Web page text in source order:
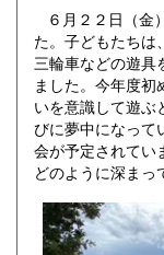
６月２２日（金
た。子どもたちは
三輪車などの遊具
ました。今年度
いを意識して遊ぶ
びに夢中になって
会が予定されてい
どのように深まっ